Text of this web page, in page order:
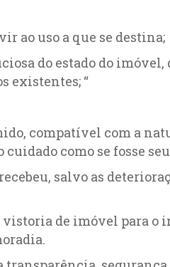
ao uso a que se destina;
do estado do imóvel,
existentes; “
compatível com a
como se fosse
salvo as
vistoria de imóvel para o